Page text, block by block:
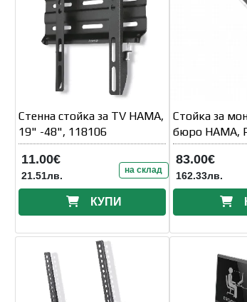
Стенна стойка за TV HAMA,
19" -48", 118106
11.00€
21.51лв. на склад
КУПИ
Стойка за
бюро HAMA,
83.00€
162.33лв.